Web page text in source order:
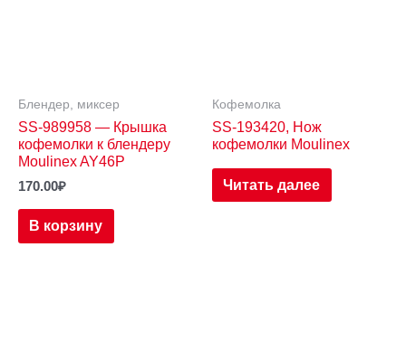
Блендер, миксер
SS-989958 — Крышка
кофемолки к блендеру
Moulinex AY46P
170.00₽
В корзину
Кофемолка
SS-193420, Нож
кофемолки Moulinex
Читать далее